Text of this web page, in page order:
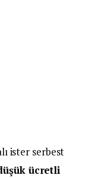
ister serbest
ücretli